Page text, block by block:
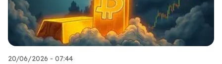
20/06/2026 - 07:44